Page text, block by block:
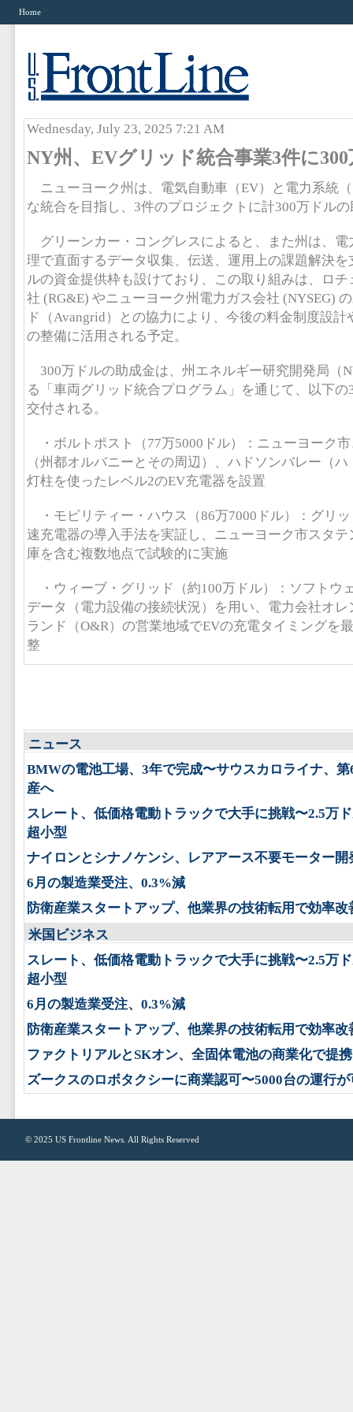
Home
Wednesday, July 23, 2025 7:21 AM
NY州、EVグリッド統合事業3件に
ニューヨーク州は、電気自動車（EV）と電力系統
な統合を目指し、3件のプロジェクトに計300万ドル
グリーンカー・コングレスによると、また州は、電
理で直面するデータ収集、伝送、運用上の課題解決を
ルの資金提供枠も設けており、この取り組みは、ロ
社 (RG&E) やニューヨーク州電力ガス会社 (NYSEG)
ド（Avangrid）との協力により、今後の料金制度設
の整備に活用される予定。
300万ドルの助成金は、州エネルギー研究開発局（
る「車両グリッド統合プログラム」を通じて、以下
交付される。
・ボルトポスト（77万5000ドル）：ニューヨーク
（州都オルバニーとその周辺）、ハドソンバレー（
灯柱を使ったレベル2のEV充電器を設置
・モビリティー・ハウス（86万7000ドル）：グリ
速充電器の導入手法を実証し、ニューヨーク市スタ
庫を含む複数地点で試験的に実施
・ウィーブ・グリッド（約100万ドル）：ソフトウ
データ（電力設備の接続状況）を用い、電力会社オ
ランド（O&R）の営業地域でEVの充電タイミングを
整
ニュース
BMWの電池工場、3年で完成〜サウスカロライナ、第
産へ
スレート、低価格電動トラックで大手に挑戦〜2.5万
超小型
ナイロンとシナノケンシ、レアアース不要モーター開
6月の製造業受注、0.3%減
防衛産業スタートアップ、他業界の技術転用で効率改
米国ビジネス
スレート、低価格電動トラックで大手に挑戦〜2.5万
超小型
6月の製造業受注、0.3%減
防衛産業スタートアップ、他業界の技術転用で効率改
ファクトリアルとSKオン、全固体電池の商業化で提携
ズークスのロボタクシーに商業認可〜5000台の運行
© 2025 US Frontline News . All Rights Reserved